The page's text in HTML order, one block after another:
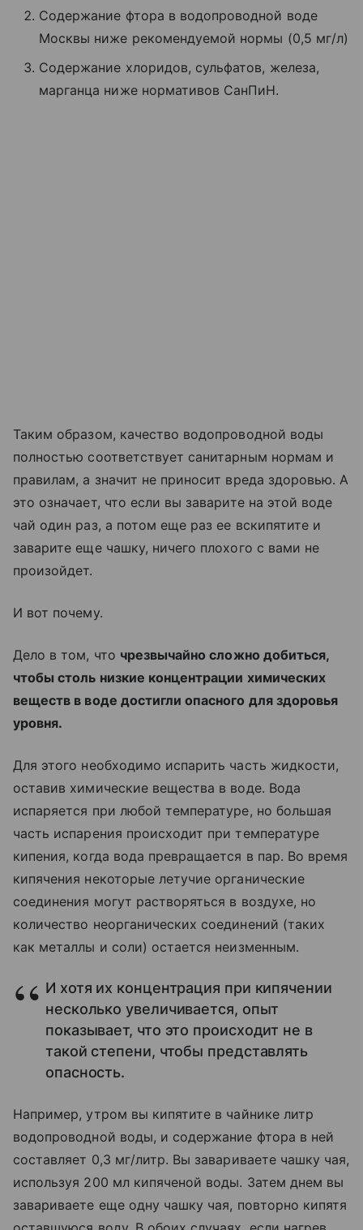
Содержание фтора в водопроводной воде
Москвы ниже рекомендуемой нормы (0,5 мг/л)
Содержание хлоридов, сульфатов, железа,
марганца ниже нормативов СанПиН.
Таким образом, качество водопроводной воды
полностью соответствует санитарным нормам и
правилам, а значит не приносит вреда здоровью. А
это означает, что если вы заварите на этой воде
чай один раз, а потом еще раз ее вскипятите и
заварите еще чашку, ничего плохого с вами не
произойдет.
И вот почему.
Дело в том, что чрезвычайно сложно добиться,
чтобы столь низкие концентрации химических
веществ в воде достигли опасного для здоровья
уровня.
Для этого необходимо испарить часть жидкости,
оставив химические вещества в воде. Вода
испаряется при любой температуре, но большая
часть испарения происходит при температуре
кипения, когда вода превращается в пар. Во время
кипячения некоторые летучие органические
соединения могут растворяться в воздухе, но
количество неорганических соединений (таких
как металлы и соли) остается неизменным.
И хотя их концентрация при кипячении
несколько увеличивается, опыт
показывает, что это происходит не в
такой степени, чтобы представлять
опасность.
Например, утром вы кипятите в чайнике литр
водопроводной воды, и содержание фтора в ней
составляет 0,3 мг/литр. Вы завариваете чашку чая,
используя 200 мл кипяченой воды. Затем днем вы
завариваете еще одну чашку чая, повторно кипятя